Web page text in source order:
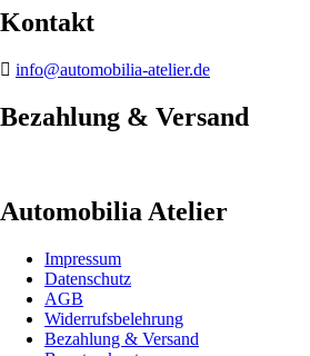
Kontakt
info@automobilia-atelier.de
Bezahlung & Versand
Automobilia Atelier
Impressum
Datenschutz
AGB
Widerrufsbelehrung
Bezahlung & Versand